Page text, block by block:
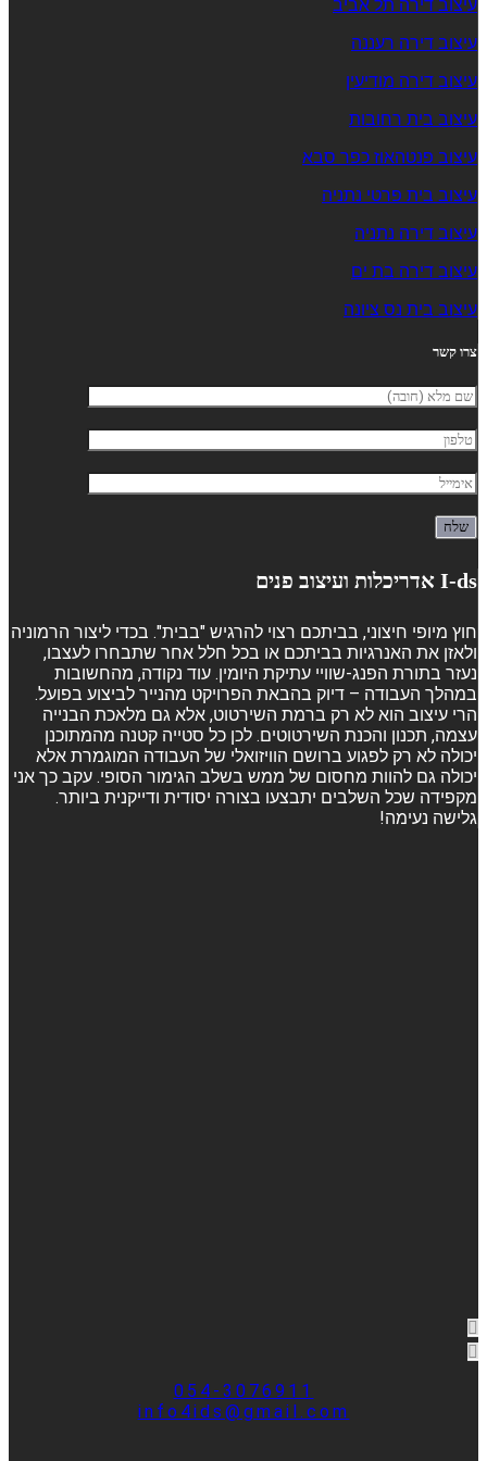
עיצוב דירה תל אביב
עיצוב דירה רעננה
עיצוב דירה מודיעין
עיצוב בית רחובות
עיצוב פנטהאוז כפר סבא
עיצוב בית פרטי נתניה
עיצוב דירה נתניה
עיצוב דירה בת ים
עיצוב בית נס ציונה
צרו קשר
I-ds אדריכלות ועיצוב פנים
חוץ מיופי חיצוני, בביתכם רצוי להרגיש "בבית". בכדי ליצור הרמוניה
ולאזן את האנרגיות בביתכם או בכל חלל אחר שתבחרו לעצבו,
נעזר בתורת הפנג-שוויי עתיקת היומין. עוד נקודה, מהחשובות
במהלך העבודה – דיוק בהבאת הפרויקט מהנייר לביצוע בפועל.
הרי עיצוב הוא לא רק ברמת השירטוט, אלא גם מלאכת הבנייה
עצמה, תכנון והכנת השירטוטים. לכן כל סטייה קטנה מהמתוכנן
יכולה לא רק לפגוע ברושם הוויזואלי של העבודה המוגמרת אלא
יכולה גם להוות מחסום של ממש בשלב הגימור הסופי. עקב כך אני
מקפידה שכל השלבים יתבצעו בצורה יסודית ודייקנית ביותר.
גלישה נעימה!
054-3076911
info4ids@gmail.com